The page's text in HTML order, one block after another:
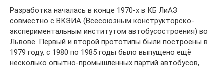
Разработка началась в конце 1970-х в КБ ЛиАЗ
совместно с ВКЭИА (Всесоюзным конструкторско-
экспериментальным институтом автобусостроения) во
Львове. Первый и второй прототипы были построены в
1979 году, с 1980 по 1985 годы было выпущено ещё
несколько опытно-промышленных партий автобусов,